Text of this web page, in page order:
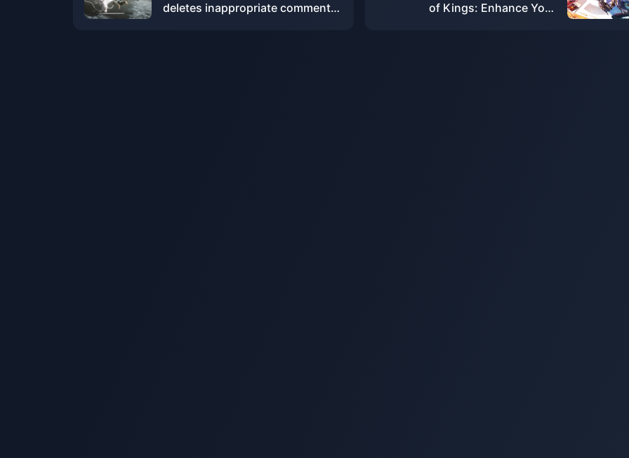
deletes inappropriate comments
of Kings: Enhance Your